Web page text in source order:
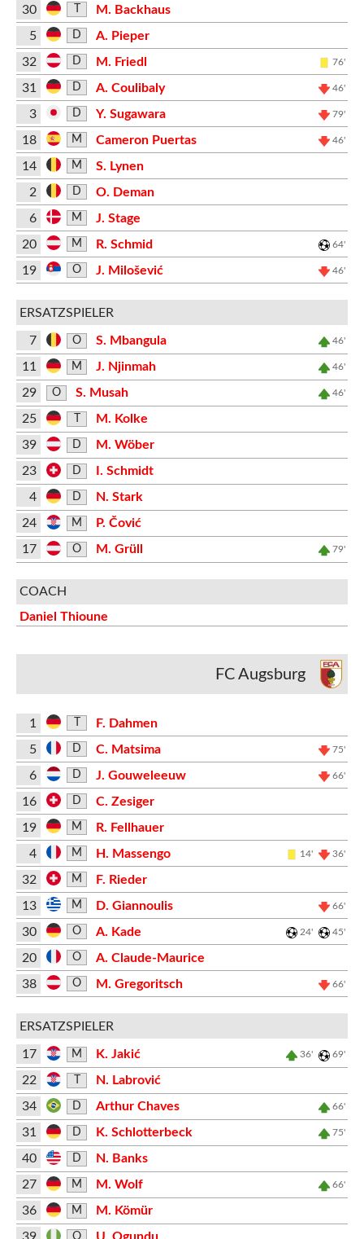
30
M. Backhaus
5
D
A. Pieper
32
D M. Friedl 76'
31 D A. Coulibaly 46'
3 D Y. Sugawara 79'
18 M Cameron Puertas 46'
14 M
S. Lynen
2
D
O. Deman
6
M
J. Stage
20
M R. Schmid 64'
19 O J. Milošević 46'
ERSATZSPIELER
7 O S. Mbangula 46'
11 M J. Njinmah 46'
29 O S. Musah 46'
25
M. Kolke
39
D
M. Wöber
23
D
I. Schmidt
4
D
N. Stark
24
M
P. Čović
17
O M. Grüll 79'
COACH
Daniel Thioune
FC Augsburg
1
F. Dahmen
5
D C. Matsima 75'
6 D J. Gouweleeuw 66'
16 D
C. Zesiger
19
M
R. Fellhauer
4
M H. Massengo 14' 36'
32 M
F. Rieder
13
M D. Giannoulis 66'
30 O A. Kade 24' 45'
20 O
A. Claude-Maurice
38
O M. Gregoritsch 66'
ERSATZSPIELER
17 M K. Jakić 36' 69'
22
N. Labrović
34
D Arthur Chaves 66'
31 D K. Schlotterbeck 75'
40 D
N. Banks
27
M M. Wolf 66'
36 M
M. Kömür
O